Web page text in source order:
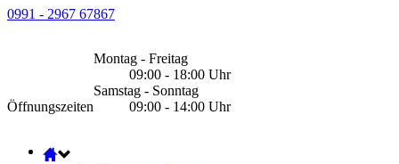
0991 - 2967 67867
Öffnungszeiten
Montag - Freitag
09:00 - 18:00 Uhr
Samstag - Sonntag
09:00 - 14:00 Uhr